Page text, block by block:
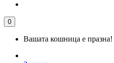
0
Вашата кошница е празна!